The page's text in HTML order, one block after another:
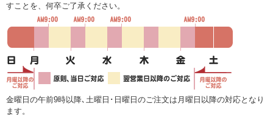
すことを、何卒ご了承ください。
金曜日の午前9時以降､土曜日･日曜日のご注文は月曜日以降の対応となり
ます。